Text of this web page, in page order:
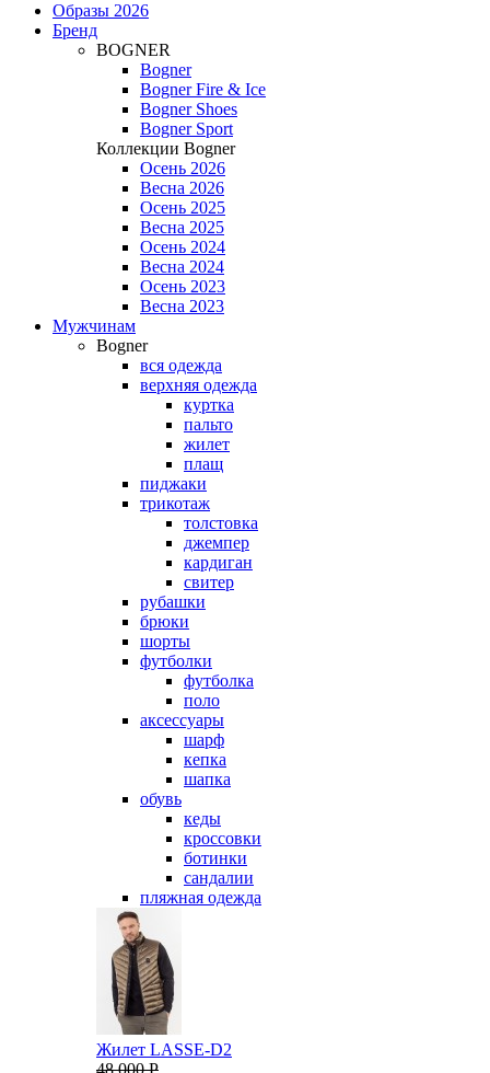
Образы 2026
Бренд
BOGNER
Bogner
Bogner Fire & Ice
Bogner Shoes
Bogner Sport
Коллекции Bogner
Осень 2026
Весна 2026
Осень 2025
Весна 2025
Осень 2024
Весна 2024
Осень 2023
Весна 2023
Мужчинам
Bogner
вся одежда
верхняя одежда
куртка
пальто
жилет
плащ
пиджаки
трикотаж
толстовка
джемпер
кардиган
свитер
рубашки
брюки
шорты
футболки
футболка
поло
аксессуары
шарф
кепка
шапка
обувь
кеды
кроссовки
ботинки
сандалии
пляжная одежда
Жилет LASSE-D2
48 000 Р